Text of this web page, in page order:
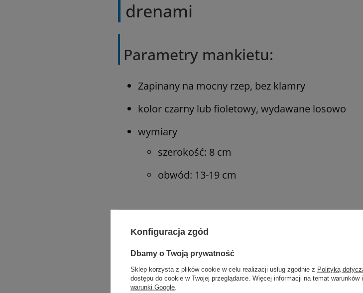
drenami
Parametry mankietu:
Zapinany na mocny rzep, bez klamry
kolor czarny lub fioletowy, wydawane losowo
wymiary
szerokość: 8 cm
obwód: 13-19 cm
Marka
Gama
Konfiguracja zgód
Dbamy o Twoją prywatność
Sklep korzysta z plików cookie w celu realizacji usług zgodnie z Polityką
dostępu do cookie w Twojej przeglądarce. Więcej informacji na temat
warunki Google